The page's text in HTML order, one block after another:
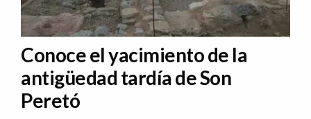
Conoce el yacimiento de la
antigüedad tardía de Son
Peretó